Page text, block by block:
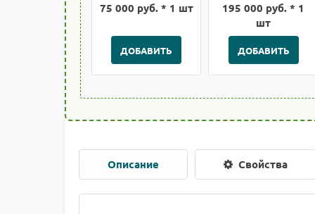
75 000 руб. * 1 шт
ДОБАВИТЬ
195 000 руб. * 1
шт
ДОБАВИТЬ
Описание Свойства